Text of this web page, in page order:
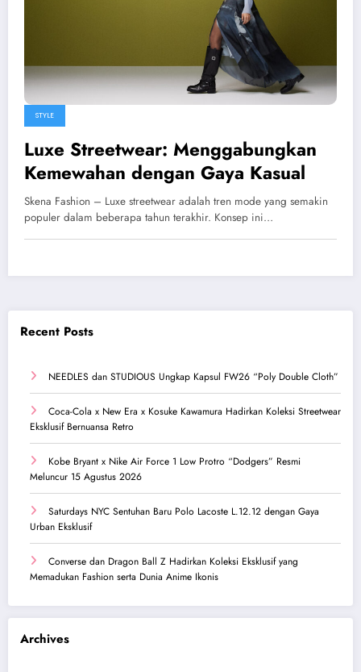
STYLE
Luxe Streetwear: Menggabungkan
Kemewahan dengan Gaya Kasual
Skena Fashion – Luxe streetwear adalah tren mode yang semakin
populer dalam beberapa tahun terakhir. Konsep ini…
Recent Posts
NEEDLES dan STUDIOUS Ungkap Kapsul FW26 “Poly Double Cloth”
Coca-Cola x New Era x Kosuke Kawamura Hadirkan Koleksi Streetwear
Eksklusif Bernuansa Retro
Kobe Bryant x Nike Air Force 1 Low Protro “Dodgers” Resmi
Meluncur 15 Agustus 2026
Saturdays NYC Sentuhan Baru Polo Lacoste L.12.12 dengan Gaya
Urban Eksklusif
Converse dan Dragon Ball Z Hadirkan Koleksi Eksklusif yang
Memadukan Fashion serta Dunia Anime Ikonis
Archives